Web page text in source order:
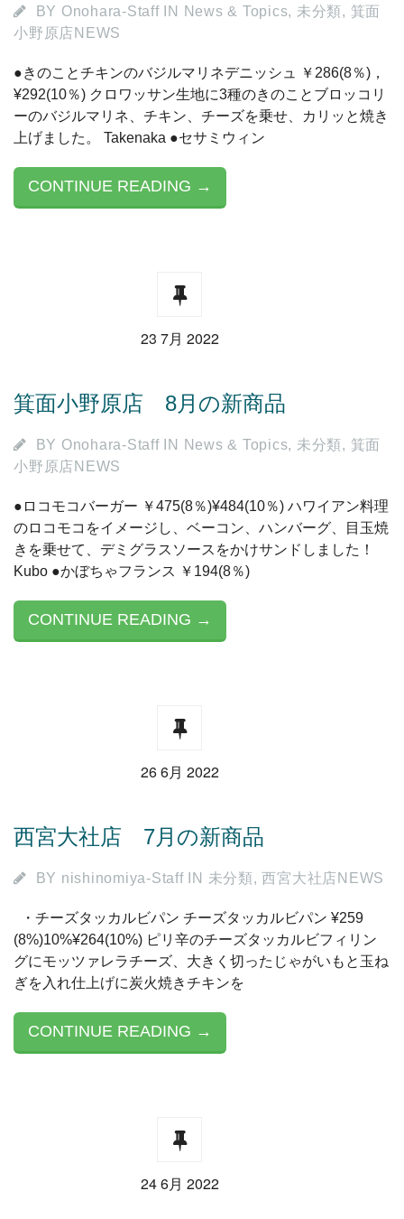
BY Onohara-StaffIN News & Topics, 未分類, 箕面
小野原店NEWS
●きのことチキンのバジルマリネデニッシュ ￥286(8％)，
¥292(10％) クロワッサン生地に3種のきのことブロッコリ
ーのバジルマリネ、チキン、チーズを乗せ、カリッと焼き
上げました。 Takenaka ●セサミウィン
CONTINUE READING →
23 7月 2022
箕面小野原店 8月の新商品
BY Onohara-StaffIN News & Topics, 未分類, 箕面
小野原店NEWS
●ロコモコバーガー ￥475(8％)¥484(10％) ハワイアン料理
のロコモコをイメージし、ベーコン、ハンバーグ、目玉焼
きを乗せて、デミグラスソースをかけサンドしました！
Kubo ●かぼちゃフランス ￥194(8％)
CONTINUE READING →
26 6月 2022
西宮大社店 7月の新商品
BY nishinomiya-StaffIN 未分類,西宮大社店NEWS
・チーズタッカルビパン チーズタッカルビパン ¥259
(8%)10%¥264(10%) ピリ辛のチーズタッカルビフィリン
グにモッツァレラチーズ、大きく切ったじゃがいもと玉ね
ぎを入れ仕上げに炭火焼きチキンを
CONTINUE READING →
24 6月 2022